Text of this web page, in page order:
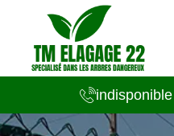
indisponible